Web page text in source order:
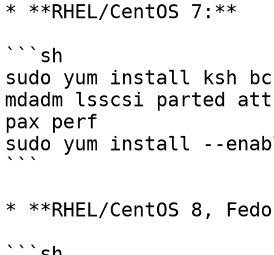
* **RHEL/CentOS 7:**
```sh
sudo yum install ksh
mdadm lsscsi parted
pax perf
sudo yum install --
```
* **RHEL/CentOS 8,